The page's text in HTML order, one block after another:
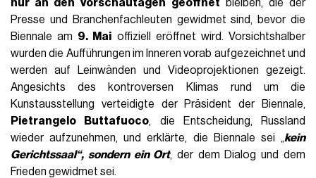
nur an den Vorschautagen geöffnet bleiben, die der
Presse und Branchenfachleuten gewidmet sind, bevor die
Biennale am 9. Mai offiziell eröffnet wird. Vorsichtshalber
wurden die Aufführungen im Inneren vorab aufgezeichnet und
werden auf Leinwänden und Videoprojektionen gezeigt.
Angesichts des kontroversen Klimas rund um die
Kunstausstellung verteidigte der Präsident der Biennale,
Pietrangelo Buttafuoco, die Entscheidung, Russland
wieder aufzunehmen, und erklärte, die Biennale sei „kein
Gerichtssaal“, sondern ein Ort, der dem Dialog und dem
Frieden gewidmet sei.